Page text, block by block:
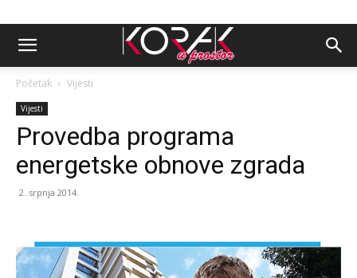
Početak Vijesti
Vijesti
Provedba programa
energetske obnove zgrada
2. srpnja 2014.